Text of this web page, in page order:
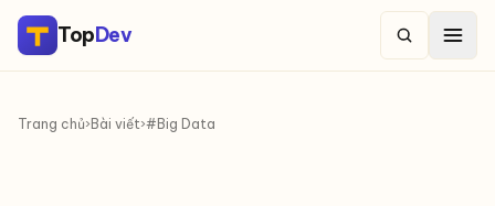
TopDev
Trang chủ› Bài viết›#Big Data